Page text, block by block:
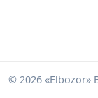
© 2026 «Elbozor»